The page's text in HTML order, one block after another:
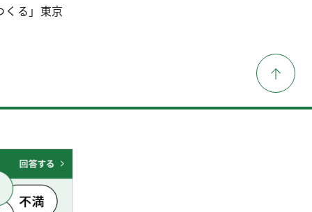
くる」東京